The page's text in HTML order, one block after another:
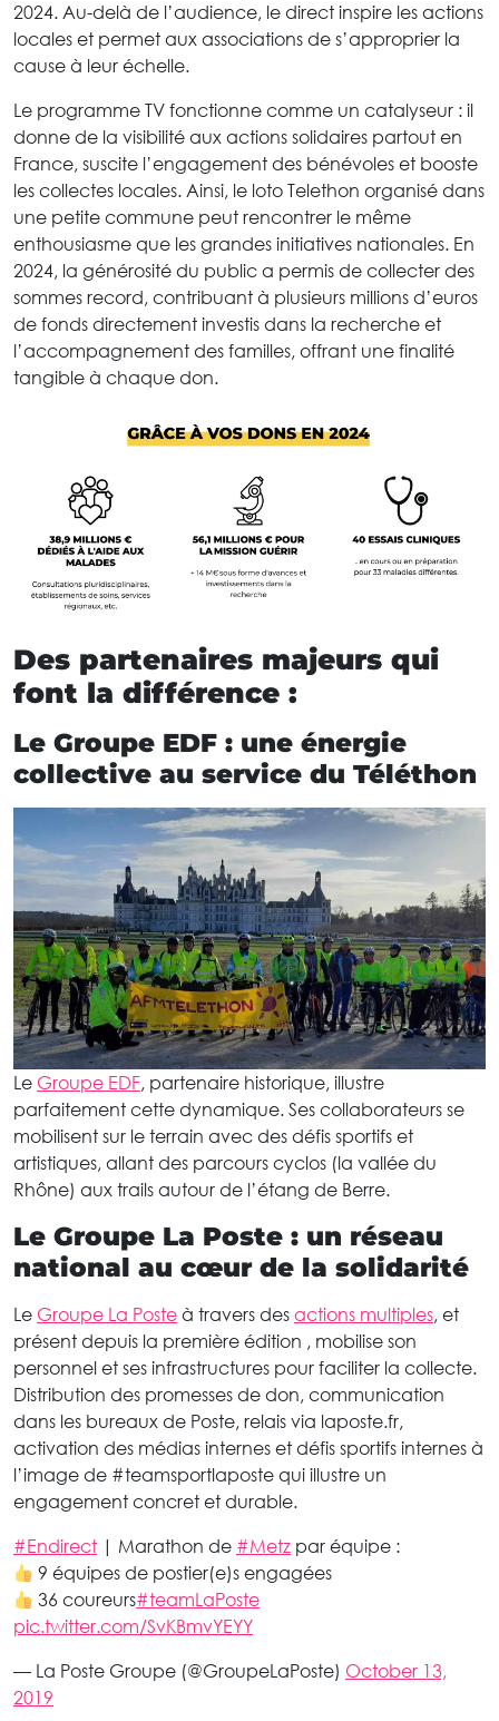
2024. Au-delà de l’audience, le direct inspire les actions
locales et permet aux associations de s’approprier la
cause à leur échelle.
Le programme TV fonctionne comme un catalyseur : il
donne de la visibilité aux actions solidaires partout en
France, suscite l’engagement des bénévoles et booste
les collectes locales. Ainsi, le loto Telethon organisé dans
une petite commune peut rencontrer le même
enthousiasme que les grandes initiatives nationales. En
2024, la générosité du public a permis de collecter des
sommes record, contribuant à plusieurs millions d’euros
de fonds directement investis dans la recherche et
l’accompagnement des familles, offrant une finalité
tangible à chaque don.
Des partenaires majeurs qui
font la différence :
Le Groupe EDF : une énergie
collective au service du Téléthon
Le Groupe EDF, partenaire historique, illustre
parfaitement cette dynamique. Ses collaborateurs se
mobilisent sur le terrain avec des défis sportifs et
artistiques, allant des parcours cyclos (la vallée du
Rhône) aux trails autour de l’étang de Berre.
Le Groupe La Poste : un réseau
national au cœur de la solidarité
Le Groupe La Poste à travers des actions multiples, et
présent depuis la première édition , mobilise son
personnel et ses infrastructures pour faciliter la collecte.
Distribution des promesses de don, communication
dans les bureaux de Poste, relais via laposte.fr,
activation des médias internes et défis sportifs internes à
l’image de #teamsportlaposte qui illustre un
engagement concret et durable.
#Endirect | Marathon de #Metz par équipe :
9 équipes de postier(e)s engagées
36 coureurs#teamLaPoste
pic.twitter.com/SvKBmvYEYY
— La Poste Groupe (@GroupeLaPoste) October 13,
2019